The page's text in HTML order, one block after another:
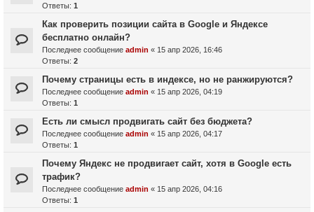
Ответы: 1
Как проверить позиции сайта в Google и Яндексе
бесплатно онлайн?
Последнее сообщение admin « 15 апр 2026, 16:46
Ответы: 2
Почему страницы есть в индексе, но не ранжируются?
Последнее сообщение admin « 15 апр 2026, 04:19
Ответы: 1
Есть ли смысл продвигать сайт без бюджета?
Последнее сообщение admin « 15 апр 2026, 04:17
Ответы: 1
Почему Яндекс не продвигает сайт, хотя в Google есть
трафик?
Последнее сообщение admin « 15 апр 2026, 04:16
Ответы: 1